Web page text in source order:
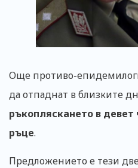
Още противо-
да отпаднат в близките
ръкопляскането в девет
ръце.
Предложението е тези